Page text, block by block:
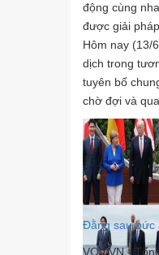
động cùng
được giải
Hôm nay (13/
dịch trong
tuyên bố
chờ đợi và
Đằng sau bức
VOV.VN -